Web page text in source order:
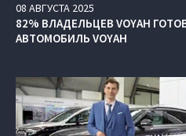
08 АВГУСТА 2025
82% ВЛАДЕЛЬЦЕВ VOYAH
АВТОМОБИЛЬ VOYAH